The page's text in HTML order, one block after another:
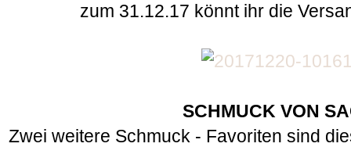
zum 31.12.17 könnt ihr die
SCHMUCK VON
Zwei weitere Schmuck - Favoriten sind